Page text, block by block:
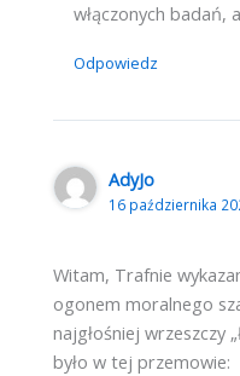
włączonych badań,
Odpowiedz
AdyJo
16 października
Witam, Trafnie
ogonem moralnego
najgłośniej wrzeszczy
było w tej przemowie: